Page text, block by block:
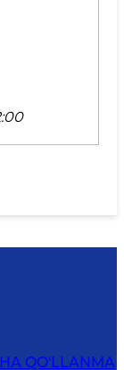
QO'LLANMA